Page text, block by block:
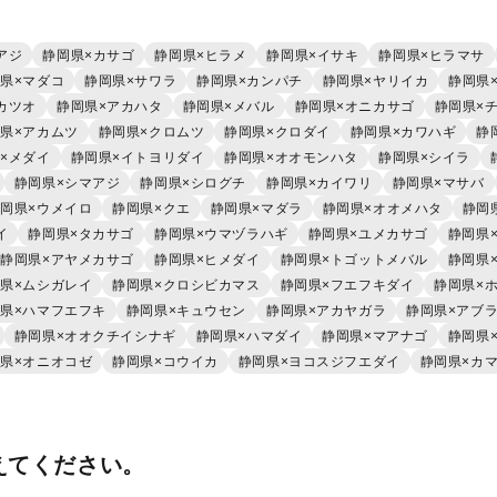
ジ 静岡県×カサゴ 静岡県×ヒラメ 静岡県×イサキ
静岡県×ヒラマサ
×マダコ
静岡県×サワラ 静岡県×カンパチ 静岡県×ヤリイカ
静岡県
ツオ
静岡県×アカハタ 静岡県×メバル 静岡県×オニカサゴ
静岡県×
×アカムツ
静岡県×クロムツ 静岡県×クロダイ 静岡県×カワハギ
静
メダイ
静岡県×イトヨリダイ 静岡県×オオモンハタ 静岡県×シイラ
静岡県×シマアジ
静岡県×シログチ 静岡県×カイワリ
静岡県×マサバ
県×ウメイロ
静岡県×クエ 静岡県×マダラ 静岡県×オオメハタ
静岡
静岡県×タカサゴ 静岡県×ウマヅラハギ 静岡県×ユメカサゴ
静岡県
静岡県×アヤメカサゴ
静岡県×ヒメダイ 静岡県×トゴットメバル
静岡県
×ムシガレイ
静岡県×クロシビカマス 静岡県×フエフキダイ
静岡県×
×ハマフエフキ
静岡県×キュウセン 静岡県×アカヤガラ
静岡県×アブ
静岡県×オオクチイシナギ
静岡県×ハマダイ 静岡県×マアナゴ
静岡県
×オニオコゼ
静岡県×コウイカ 静岡県×ヨコスジフエダイ 静岡県×カ
ください。